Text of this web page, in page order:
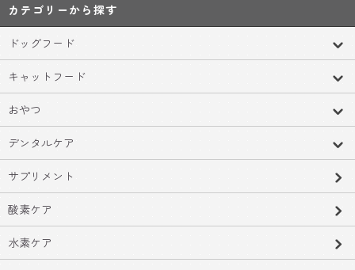
カテゴリーから探す
ドッグフード
キャットフード
おやつ
デンタルケア
サプリメント
酸素ケア
水素ケア